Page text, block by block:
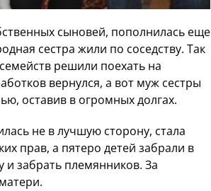
сыновей, пополнилась еще
сестра жили по соседству. Так
решили поехать на
вернулся, а вот муж сестры
оставив в огромных долгах.
не в лучшую сторону, стала
прав, а пятеро детей забрали в
и забрать племянников. За